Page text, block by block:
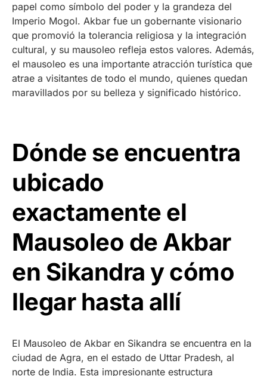
papel como símbolo del poder y la grandeza del
Imperio Mogol. Akbar fue un gobernante visionario
que promovió la tolerancia religiosa y la integración
cultural, y su mausoleo refleja estos valores. Además,
el mausoleo es una importante atracción turística que
atrae a visitantes de todo el mundo, quienes quedan
maravillados por su belleza y significado histórico.
Dónde se encuentra
ubicado
exactamente el
Mausoleo de Akbar
en Sikandra y cómo
llegar hasta allí
El Mausoleo de Akbar en Sikandra se encuentra en la
ciudad de Agra, en el estado de Uttar Pradesh, al
norte de India. Esta impresionante estructura